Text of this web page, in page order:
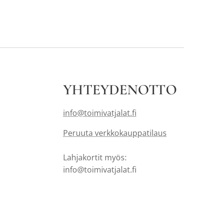
YHTEYDENOTTO
info@toimivatjalat.fi
Peruuta verkkokauppatilaus
Lahjakortit myös:
info@toimivatjalat.fi